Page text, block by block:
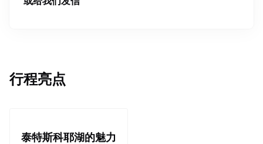
行程亮点
泰特斯科耶湖的魅力